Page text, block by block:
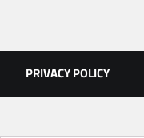
PRIVACY POLICY